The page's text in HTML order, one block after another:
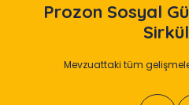
Prozon Sosyal
Mevzuattaki tüm